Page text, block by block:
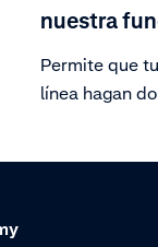
nuestra
Permite que
línea hagan